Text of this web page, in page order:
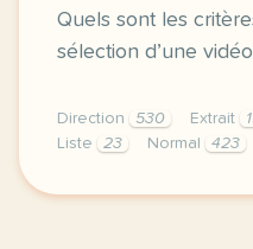
Quels sont les
sélection d’une
Direction 530 Extrait
Liste
23 Normal 423
didomi host didomi